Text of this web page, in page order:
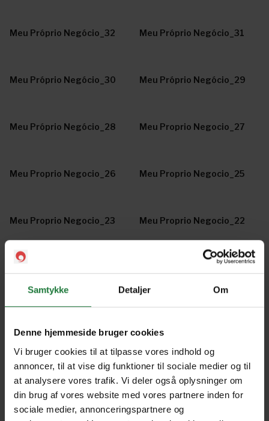
Samtykke Detaljer Om
Denne hjemmeside bruger cookies
Vi bruger cookies til at tilpasse vores indhold og
annoncer, til at vise dig funktioner til sociale medier og til
at analysere vores trafik. Vi deler også oplysninger om
din brug af vores website med vores partnere inden for
sociale medier, annonceringspartnere og
Meu Próprio Negócio_32 Meu Próprio Negócio_31
Meu Próprio Negócio_30 Meu Próprio Negócio_29
Meu Próprio Negócio_28 Meu Proprio Negocio_27
Meu Proprio Negocio_26 Meu Proprio Negocio_25
Meu Proprio Negocio_23 Meu Proprio Negocio_22
Meu Proprio Negocio_20
Meu Proprio Negocio_17 Meu Proprio Negocio_15
Meu Proprio Negocio_14 Meu Proprio Negocio_13